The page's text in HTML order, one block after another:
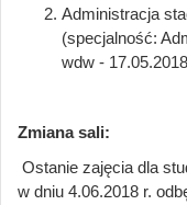
Administracja
(specjalność:
wdw -
Zmiana sali:
Ostanie zajęcia dla
w dniu 4.06.2018 r.